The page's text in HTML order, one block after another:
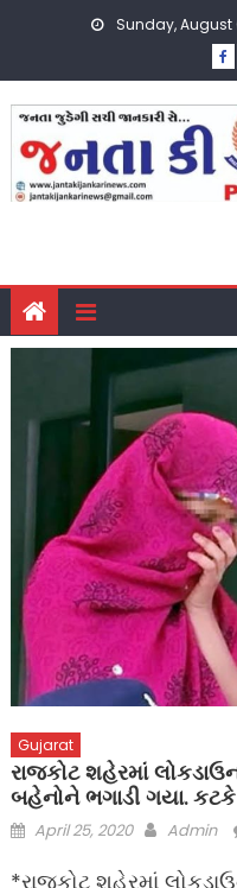
Sunday, August
Gujarat
રાજકોટ શહેરમાં
બહેનોને ભગાડી ગયા.
Posted
April 25, 2020 Author
Admin
*રાજકોટ શહેરમાં